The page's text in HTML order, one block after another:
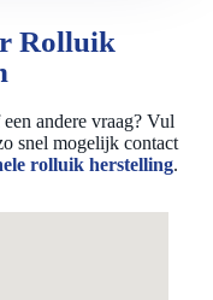
Rolluik
een andere vraag? Vul
snel mogelijk contact
rolluik herstelling.